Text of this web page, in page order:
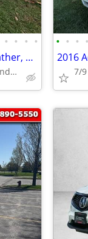
• • • •
2017 Acura RDX Technology AWD - Leather, Moonroof, Only 82k Miles
West Chester Ohio "The Honda Specialist"
• • • •
7/9